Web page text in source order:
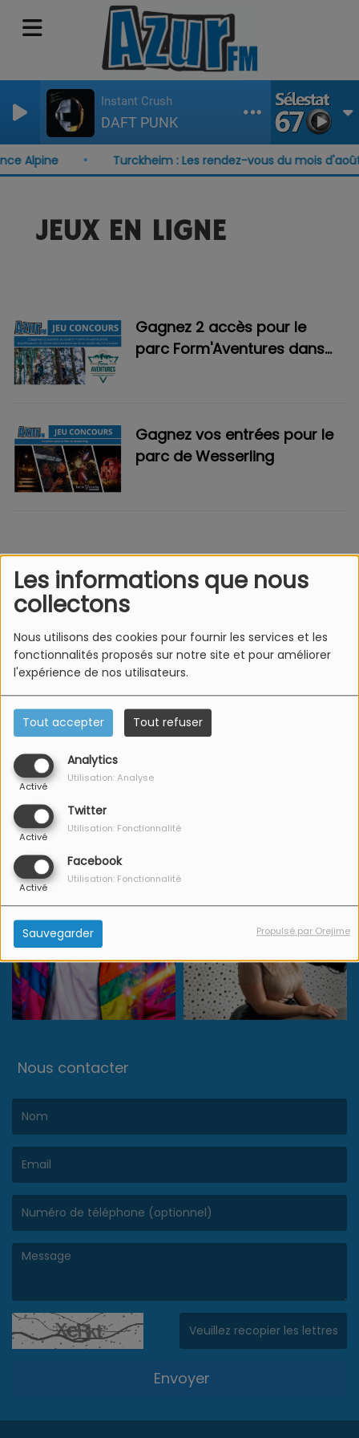
Les informations que nous
collectons
Nous utilisons des cookies pour fournir les services et les
fonctionnalités proposés sur notre site et pour améliorer
l'expérience de nos utilisateurs.
Tout accepter Tout refuser
Analytics
Activé
Utilisation: Analyse
Twitter
Activé
Utilisation: Fonctionnalité
Facebook
Activé
Utilisation: Fonctionnalité
Sauvegarder Propulsé par Orejime
Instant Crush
DAFT PUNK
Alpine Turckheim : Les rendez-vous du mois d'août
JEUX EN LIGNE
Gagnez 2 accès pour le
parc Form'Aventures dans
Gagnez vos entrées pour le
parc de Wesserling
L'Equipe Azur FM
Nous contacter
Envoyer